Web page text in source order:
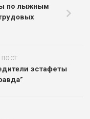
по лыжным
эстафеты